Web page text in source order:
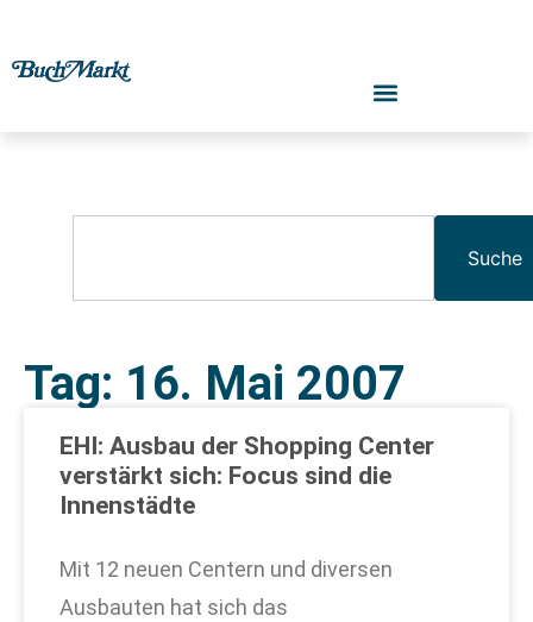
Suche
Tag: 16. Mai 2007
EHI: Ausbau der Shopping Center
verstärkt sich: Focus sind die
Innenstädte
Mit 12 neuen Centern und diversen
Ausbauten hat sich das